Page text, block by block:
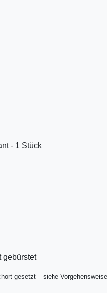
- 1 Stück
gebürstet
gesetzt – siehe